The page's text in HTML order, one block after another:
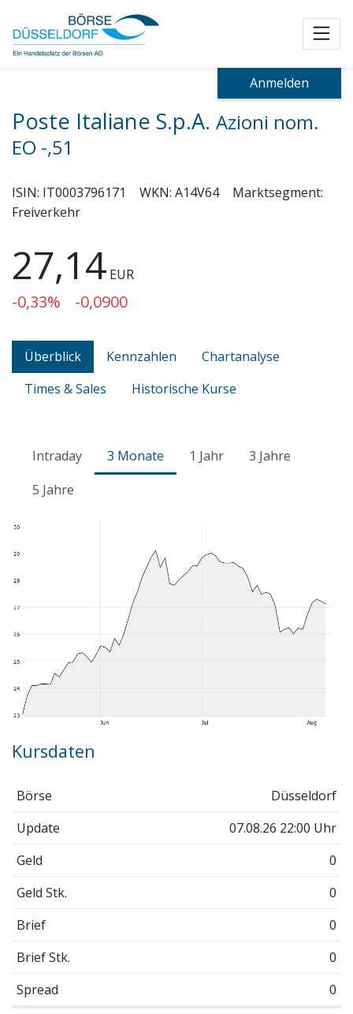
Anmelden
Poste Italiane S.p.A. Azioni nom.
EO -,51
ISIN: IT0003796171 WKN: A14V64
Marktsegment:
Freiverkehr
27,14 EUR
-0,33% -0,0900
Überblick Kennzahlen
Chartanalyse
Times & Sales
Historische Kurse
Intraday 3 Monate 1 Jahr
3 Jahre
5 Jahre
Kursdaten
Börse
Düsseldorf
Update
07.08.26 22:00 Uhr
Geld
0
Geld Stk.
0
Brief
0
Brief Stk.
0
Spread
0